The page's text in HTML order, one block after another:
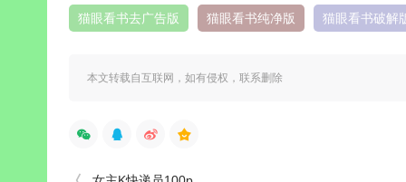
猫眼看书去广告版 猫眼看书纯净版 猫眼看书破解
本文转载自互联网，如有侵权，联系删除